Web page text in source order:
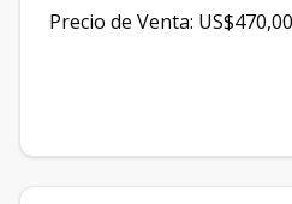
Precio de Venta: